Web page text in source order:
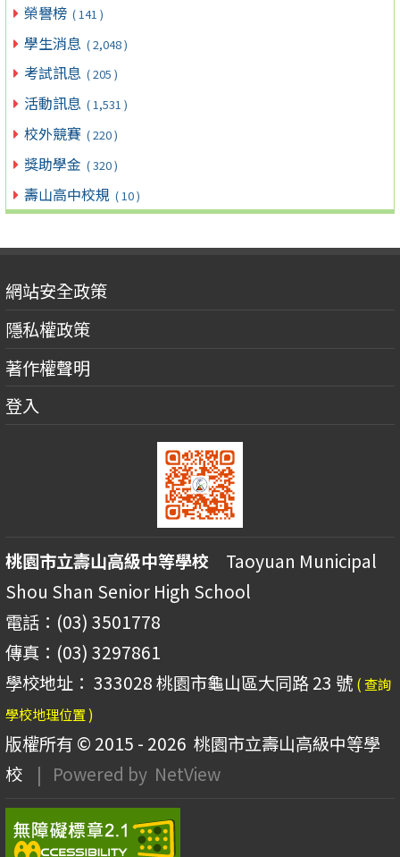
榮譽榜 ( 141 )
學生消息 ( 2,048 )
考試訊息 ( 205 )
活動訊息 ( 1,531 )
校外競賽 ( 220 )
獎助學金 ( 320 )
壽山高中校規 ( 10 )
網站安全政策
隱私權政策
著作權聲明
登入
桃園市立壽山高級中等學校 Taoyuan Municipal
Shou Shan Senior High School
電話：(03) 3501778
傳真：(03) 3297861
學校地址： 333028 桃園市龜山區大同路 23 號 ( 查詢
學校地理位置 )
版權所有 © 2015 - 2026 桃園市立壽山高級中等學
校
| Powered by NetView